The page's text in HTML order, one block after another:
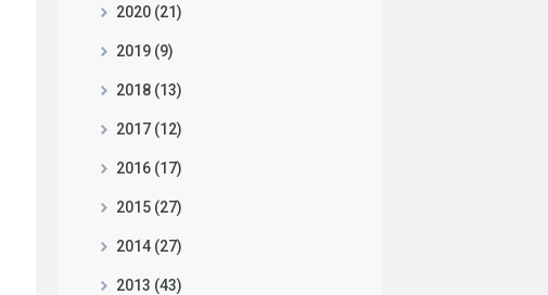
2020 (21)
2019 (9)
2018 (13)
2017 (12)
2016 (17)
2015 (27)
2014 (27)
2013 (43)